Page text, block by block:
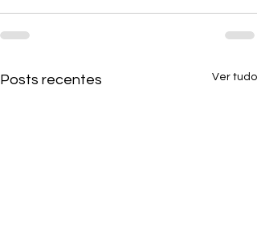
Posts recentes Ver tudo